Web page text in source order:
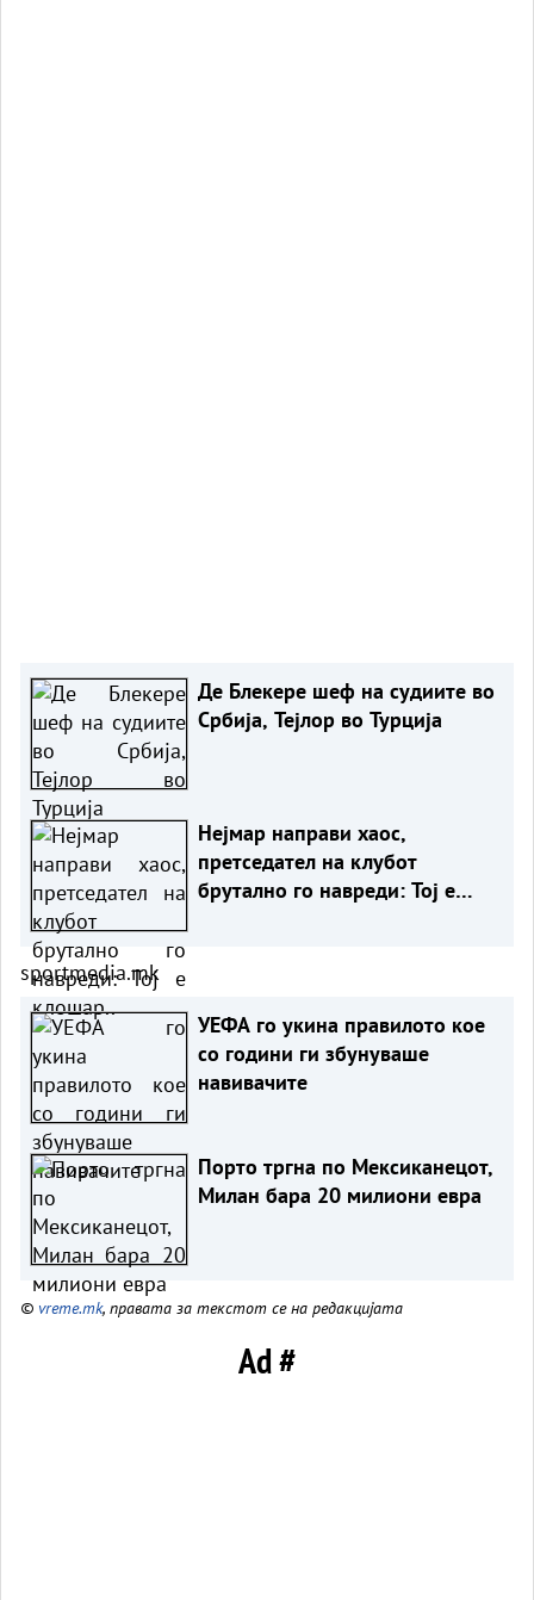
Де Блекере шеф на судиите во
Србија, Тејлор во Турција
Нејмар направи хаос,
претседател на клубот
брутално го навреди: Тој е
sportmedia.mk
УЕФА го укина правилото кое
со години ги збунуваше
навивачите
Порто тргна по Мексиканецот,
Милан бара 20 милиони евра
© vreme.mk, правата за текстот се на редакцијата
Ad #